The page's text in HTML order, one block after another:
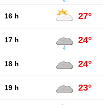
16 h 27°
17 h 24°
18 h 24°
19 h 23°